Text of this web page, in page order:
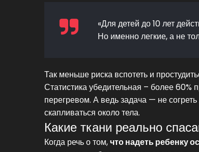
«Для детей до 10 лет
Но именно легкие, а не
Так меньше риска вспотеть и
Статистика убедительная – более
перегревом. А ведь задача — не
скапливаться около тела.
Какие ткани реально
Когда речь о том,что надеть ребенку